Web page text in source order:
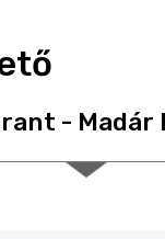
- Madár
ami kertekbe,